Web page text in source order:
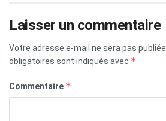
Laisser un commentaire
Votre adresse e-mail ne sera pas publiée.
obligatoires sont indiqués avec *
Commentaire *